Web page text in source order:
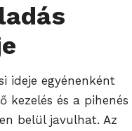
ideje egyénenként
kezelés és a pihenés
belül javulhat. Az